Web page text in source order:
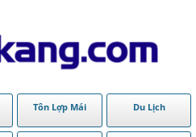
Tôn Lợp Mái Du Lịch